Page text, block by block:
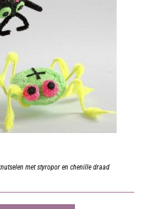
met styropor en chenille draad